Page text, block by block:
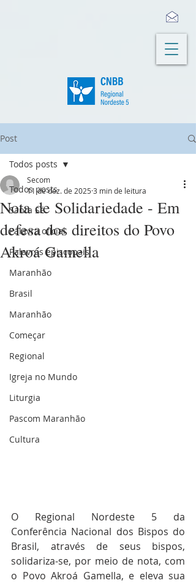
Post
Todos posts
Santa Sé
Palavra oficial
Palavras episcopais
Maranhão
Brasil
Maranhão
Começar
Regional
Igreja no Mundo
Liturgia
Pascom Maranhão
Cultura
Todos posts
Nota de Solidariedade - Em
defesa dos direitos do Povo
Akroá Gamella
Secom
11 de dez. de 2025 3 min de leitura
O Regional Nordeste 5 da
Conferência Nacional dos Bispos do
Brasil, através de seus bispos,
solidariza-se, por meio de nota, com
o Povo Akroá Gamella, e eleva sua